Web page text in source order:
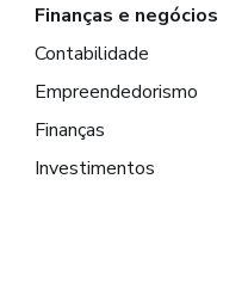
Finanças e negócios
Contabilidade
Empreendedorismo
Finanças
Investimentos